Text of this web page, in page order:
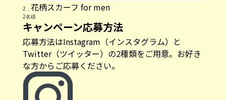
2． 花柄スカーフ for men
2名様
キャンペーン応募方法
応募方法はInstagram（インスタグラム） と
Twitter（ツイッター） の2種類をご用意。お好き
な方からご応募ください。